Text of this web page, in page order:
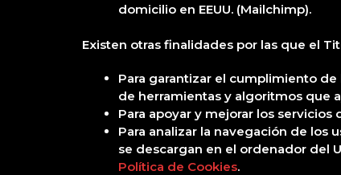
domicilio en EEUU. (Mailchimp).
Existen otras finalidades por las que el
Para garantizar el cumplimiento
de herramientas y algoritmos que
Para apoyar y mejorar los servicios
Para analizar la navegación de los
se descargan en el ordenador del
Política de Cookies.